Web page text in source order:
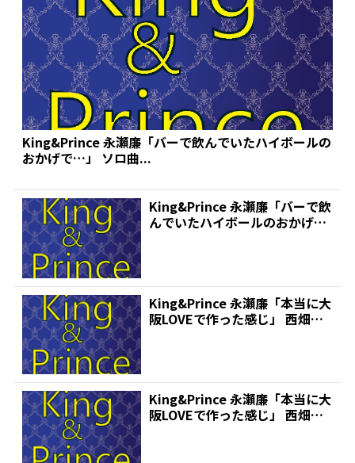
King&Prince 永瀬廉「バーで飲んでいたハイボールの
おかげで…」 ソロ曲...
King&Prince 永瀬廉「バーで飲
んでいたハイボールのおかげ
King&Prince 永瀬廉「本当に大
阪LOVEで作った感じ」 西畑大
King&Prince 永瀬廉「本当に大
阪LOVEで作った感じ」 西畑大